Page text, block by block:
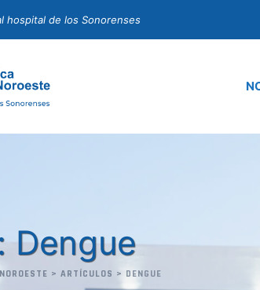
hospital de los Sonorenses
Dengue
> ARTÍCULOS > DENGUE